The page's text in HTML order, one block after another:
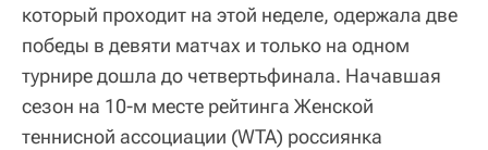
который проходит на этой неделе, одержала две
победы в девяти матчах и только на одном
турнире дошла до четвертьфинала. Начавшая
сезон на 10-м месте рейтинга Женской
теннисной ассоциации (WTA) россиянка